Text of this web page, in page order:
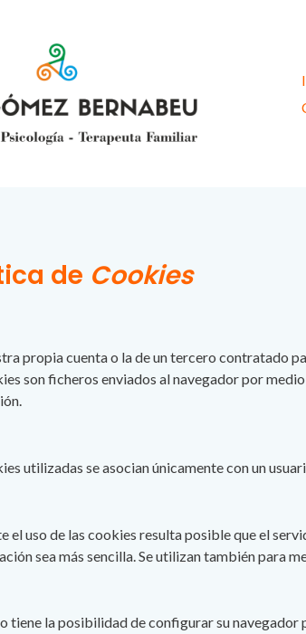
de Cookies
propia cuenta o la de un tercero contratado
son ficheros enviados al navegador por
utilizadas se asocian únicamente con un
el uso de las cookies resulta posible que el
sea más sencilla. Se utilizan también para
tiene la posibilidad de configurar su